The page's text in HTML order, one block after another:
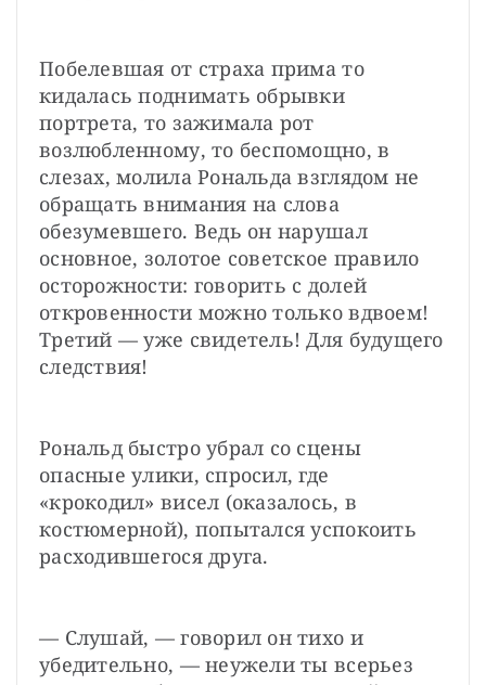
Побелевшая от страха прима то
кидалась поднимать обрывки
портрета, то зажимала рот
возлюбленному, то беспомощно, в
слезах, молила Рональда взглядом не
обращать внимания на слова
обезумевшего. Ведь он нарушал
основное, золотое советское правило
осторожности: говорить с долей
откровенности можно только вдвоем!
Третий — уже свидетель! Для будущего
следствия!
Рональд быстро убрал со сцены
опасные улики, спросил, где
«крокодил» висел (оказалось, в
костюмерной), попытался успокоить
расходившегося друга.
— Слушай, — говорил он тихо и
убедительно, — неужели ты всерьез